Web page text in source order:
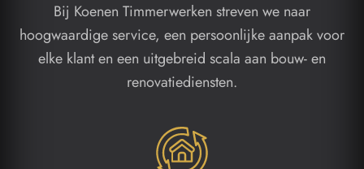
Bij Koenen Timmerwerken streven we naar
hoogwaardige service, een persoonlijke aanpak voor
elke klant en een uitgebreid scala aan bouw- en
renovatiediensten.